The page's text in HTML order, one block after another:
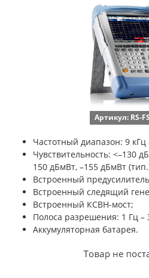
Артикул: RS-
Частотный диапазон: 9 кГц
Чувствительность: <–130
150 дБмВт, –155 дБмВт
Встроенный
Встроенный следящий
Встроенный КСВН-мост;
Полоса разрешения: 1 Гц –
Аккумуляторная батарея.